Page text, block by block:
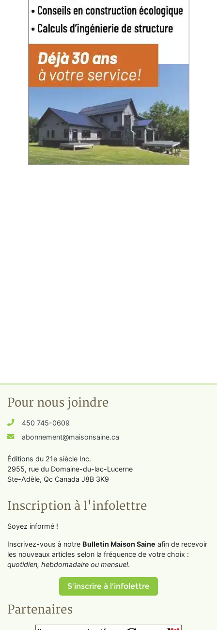
Pour nous joindre
450 745-0609
abonnement@maisonsaine.ca
Éditions du 21e siècle Inc.
2955, rue du Domaine-du-lac-Lucerne
Ste-Adèle, Qc Canada J8B 3K9
Inscription à l'infolettre
Soyez informé !
Inscrivez-vous à notre Bulletin Maison Saine afin de recevoir
les nouveaux articles selon la fréquence de votre choix :
quotidien, hebdomadaire ou mensuel.
S'inscrire à l'infolettre
Partenaires